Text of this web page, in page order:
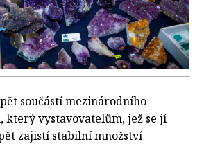
součástí mezinárodního
který vystavovatelům, jež se jí
zajistí stabilní množství